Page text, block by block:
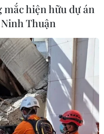
hiện hữu dự án
Thuận